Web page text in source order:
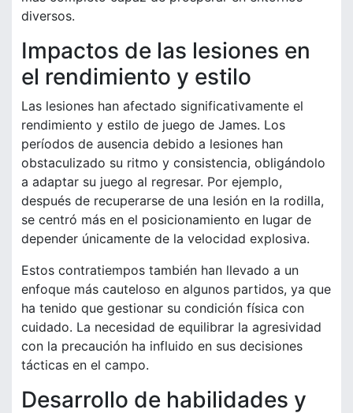
diversos.
Impactos de las lesiones en
el rendimiento y estilo
Las lesiones han afectado significativamente el
rendimiento y estilo de juego de James. Los
períodos de ausencia debido a lesiones han
obstaculizado su ritmo y consistencia, obligándolo
a adaptar su juego al regresar. Por ejemplo,
después de recuperarse de una lesión en la rodilla,
se centró más en el posicionamiento en lugar de
depender únicamente de la velocidad explosiva.
Estos contratiempos también han llevado a un
enfoque más cauteloso en algunos partidos, ya que
ha tenido que gestionar su condición física con
cuidado. La necesidad de equilibrar la agresividad
con la precaución ha influido en sus decisiones
tácticas en el campo.
Desarrollo de habilidades y